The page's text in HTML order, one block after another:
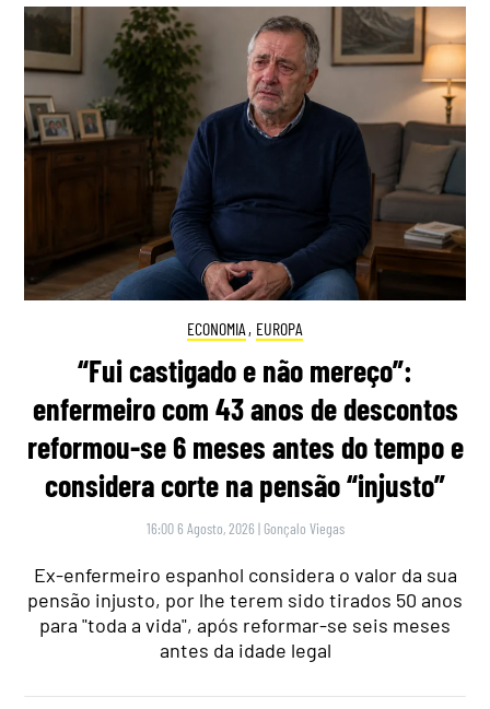
ECONOMIA , EUROPA
“Fui castigado e não mereço”:
enfermeiro com 43 anos de descontos
reformou-se 6 meses antes do tempo e
considera corte na pensão “injusto”
16:00 6 Agosto, 2026 | Gonçalo Viegas
Ex-enfermeiro espanhol considera o valor da sua
pensão injusto, por lhe terem sido tirados 50 anos
para "toda a vida", após reformar-se seis meses
antes da idade legal